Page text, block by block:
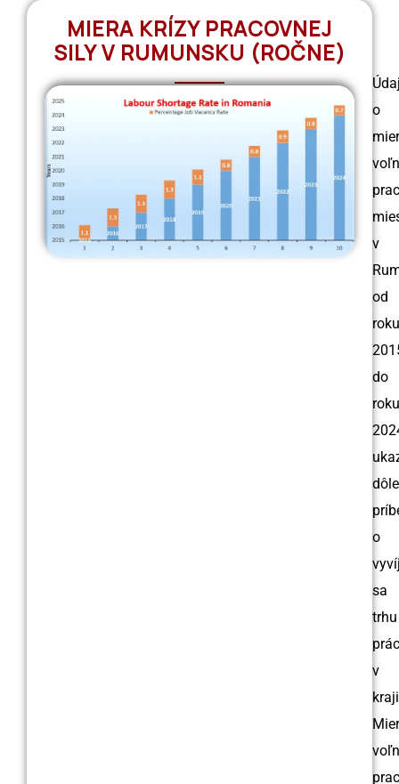
MIERA KRÍZY PRACOVNEJ
SILY V RUMUNSKU (ROČNE)
o
v
od
roku
do
roku
o
sa
trhu
v